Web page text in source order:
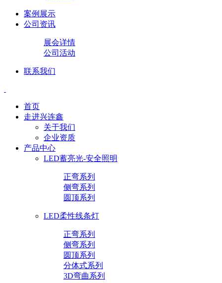
案例展示
公司资讯
展会详情
公司活动
联系我们
首页
走进兴连鑫
关于我们
企业资质
产品中心
LED蓄亮光-安全照明
正弯系列
侧弯系列
圆顶系列
LED柔性线条灯
正弯系列
侧弯系列
圆顶系列
分体式系列
3D弯曲系列